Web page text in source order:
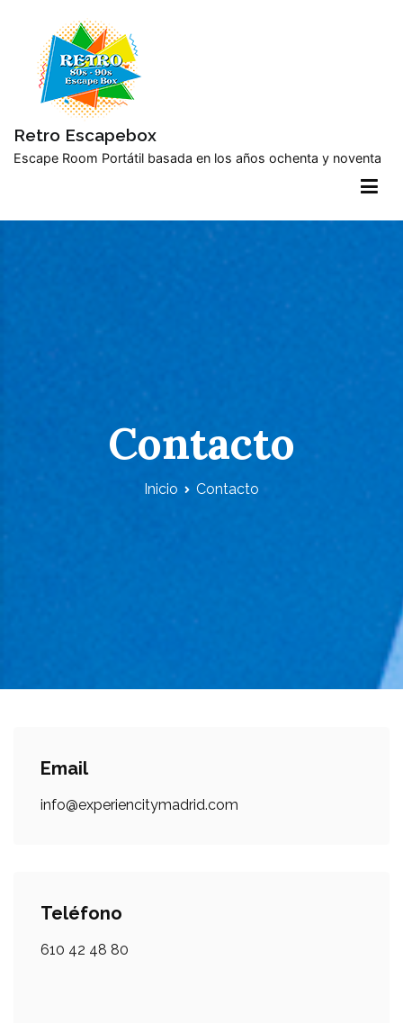
Retro Escapebox
Escape Room Portátil basada en los años ochenta y noventa
Contacto
Inicio Contacto
Email
info@experiencitymadrid.com
Teléfono
610 42 48 80